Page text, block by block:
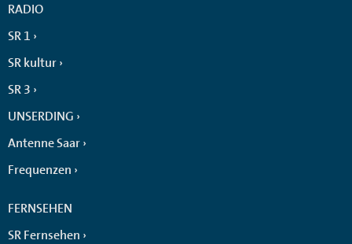
RADIO
SR 1
SR kultur
SR 3
UNSERDING
Antenne Saar
Frequenzen
FERNSEHEN
SR Fernsehen